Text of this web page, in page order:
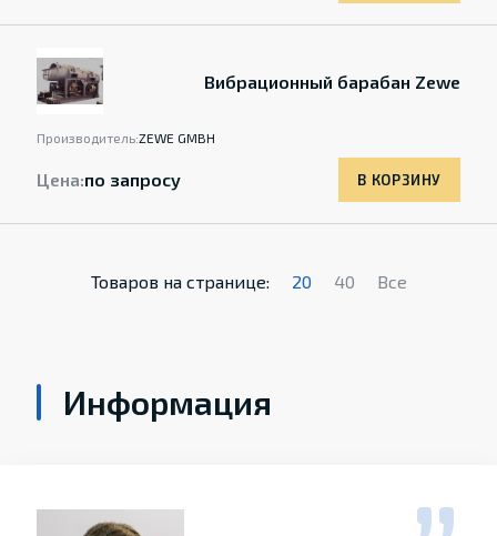
Вибрационный барабан Zewe
Производитель:ZEWE GMBH
Цена:по запросу В КОРЗИНУ
Товаров на странице: 20 40 Все
Информация